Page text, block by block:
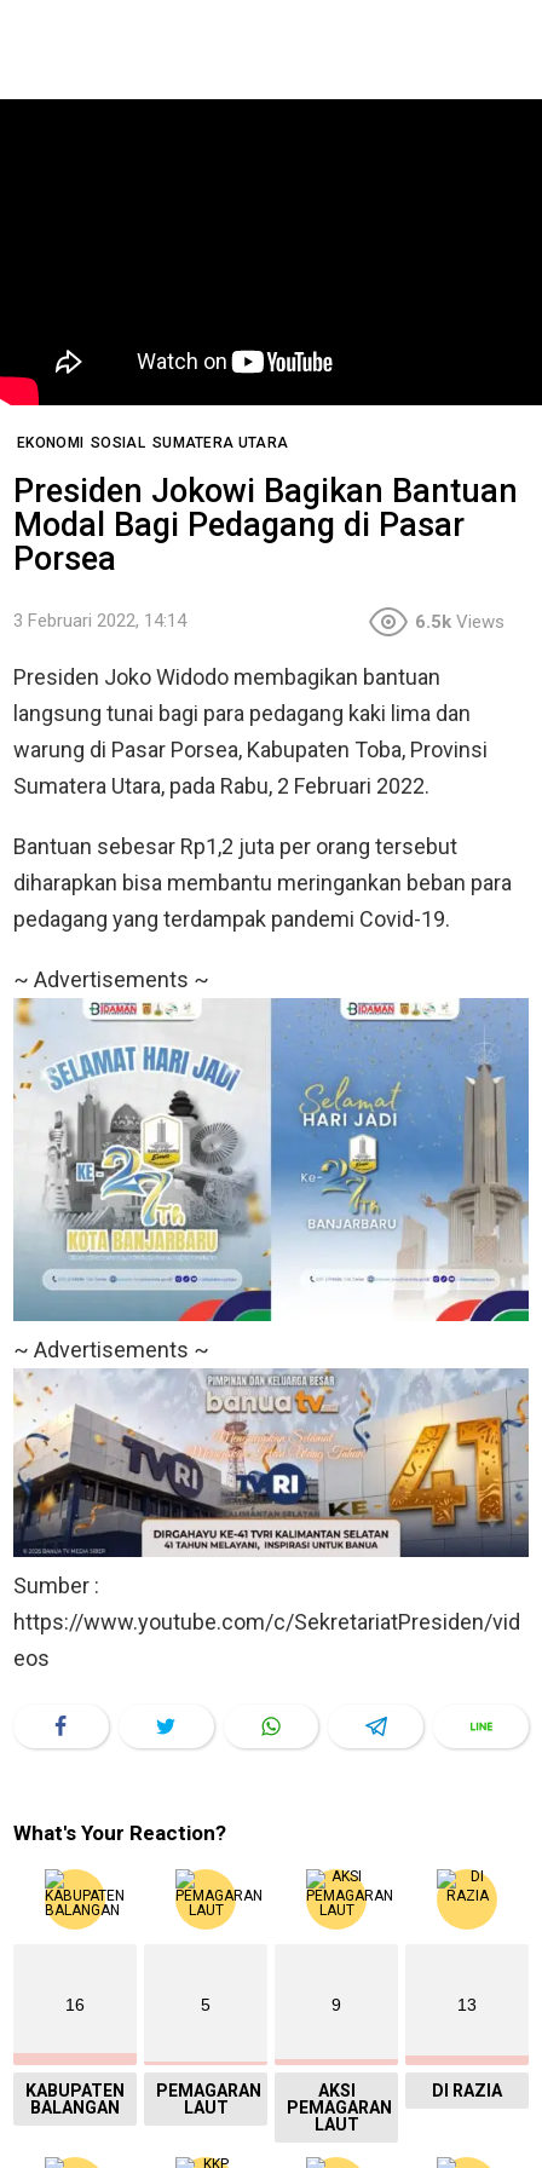
EKONOMI SOSIAL SUMATERA UTARA
Presiden Jokowi Bagikan Bantuan
Modal Bagi Pedagang di Pasar
Porsea
3 Februari 2022, 14:14 6.5k Views
Presiden Joko Widodo membagikan bantuan
langsung tunai bagi para pedagang kaki lima dan
warung di Pasar Porsea, Kabupaten Toba, Provinsi
Sumatera Utara, pada Rabu, 2 Februari 2022.
Bantuan sebesar Rp1,2 juta per orang tersebut
diharapkan bisa membantu meringankan beban para
pedagang yang terdampak pandemi Covid-19.
~ Advertisements ~
~ Advertisements ~
Sumber :
https://www.youtube.com/c/SekretariatPresiden/vid
eos
What's Your Reaction?
16
KABUPATEN
BALANGAN
5
PEMAGARAN
LAUT
9
AKSI
PEMAGARAN
LAUT
13
DI RAZIA